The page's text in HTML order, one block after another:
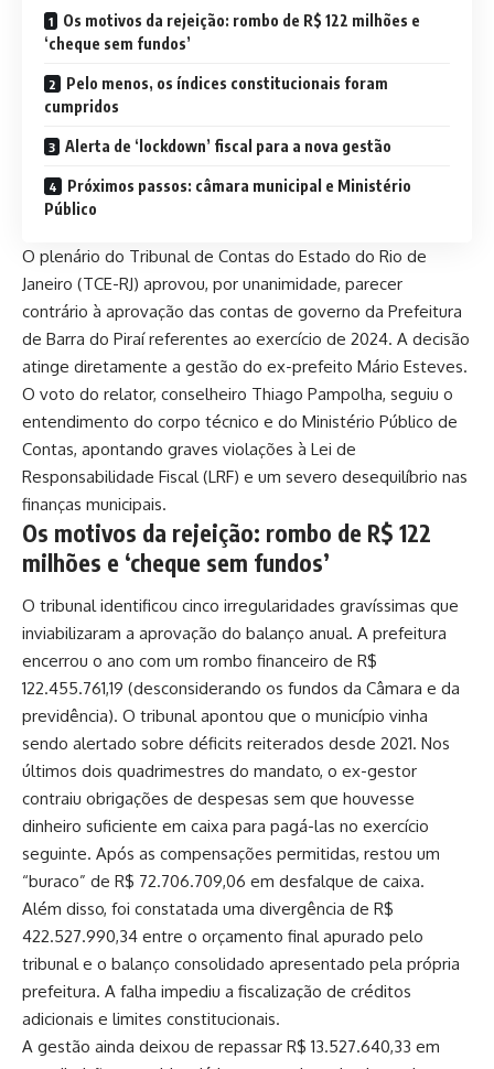
Os motivos da rejeição: rombo de R$ 122 milhões e
‘cheque sem fundos’
Pelo menos, os índices constitucionais foram
cumpridos
Alerta de ‘lockdown’ fiscal para a nova gestão
Próximos passos: câmara municipal e Ministério
Público
O plenário do Tribunal de Contas do Estado do Rio de
Janeiro (TCE-RJ) aprovou, por unanimidade, parecer
contrário à aprovação das contas de governo da Prefeitura
de Barra do Piraí referentes ao exercício de 2024. A decisão
atinge diretamente a gestão do ex-prefeito Mário Esteves.
O voto do relator, conselheiro Thiago Pampolha, seguiu o
entendimento do corpo técnico e do Ministério Público de
Contas, apontando graves violações à Lei de
Responsabilidade Fiscal (LRF) e um severo desequilíbrio nas
finanças municipais.
Os motivos da rejeição: rombo de R$ 122
milhões e ‘cheque sem fundos’
O tribunal identificou cinco irregularidades gravíssimas que
inviabilizaram a aprovação do balanço anual. A prefeitura
encerrou o ano com um rombo financeiro de R$
122.455.761,19 (desconsiderando os fundos da Câmara e da
previdência). O tribunal apontou que o município vinha
sendo alertado sobre déficits reiterados desde 2021. Nos
últimos dois quadrimestres do mandato, o ex-gestor
contraiu obrigações de despesas sem que houvesse
dinheiro suficiente em caixa para pagá-las no exercício
seguinte. Após as compensações permitidas, restou um
“buraco” de R$ 72.706.709,06 em desfalque de caixa.
Além disso, foi constatada uma divergência de R$
422.527.990,34 entre o orçamento final apurado pelo
tribunal e o balanço consolidado apresentado pela própria
prefeitura. A falha impediu a fiscalização de créditos
adicionais e limites constitucionais.
A gestão ainda deixou de repassar R$ 13.527.640,33 em